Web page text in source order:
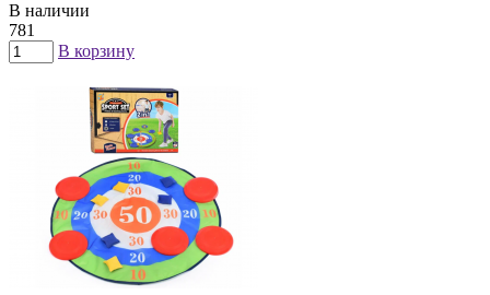
В наличии
781
В корзину